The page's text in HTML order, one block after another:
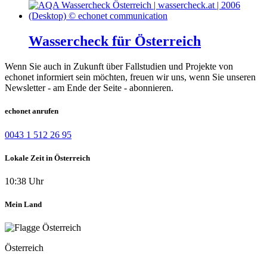
Wassercheck für Österreich
Wenn Sie auch in Zukunft über Fallstudien und Projekte von
echonet informiert sein möchten, freuen wir uns, wenn Sie unseren
Newsletter - am Ende der Seite - abonnieren.
echonet anrufen
0043 1 512 26 95
Lokale Zeit in Österreich
10:38 Uhr
Mein Land
Österreich